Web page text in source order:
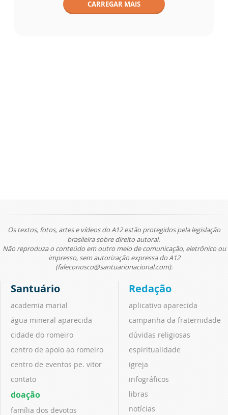
CARREGAR MAIS
Os textos, fotos, artes e vídeos do A12 estão protegidos pela legislação
brasileira sobre direito autoral.
Não reproduza o conteúdo em outro meio de comunicação, eletrônico ou
impresso, sem autorização expressa do A12
(faleconosco@santuarionacional.com).
Santuário
academia marial
água mineral aparecida
cidade do romeiro
centro de apoio ao romeiro
centro de eventos pe. vitor
contato
doação
família dos devotos
Redação
aplicativo aparecida
campanha da fraternidade
dúvidas religiosas
espiritualidade
igreja
infográficos
libras
notícias